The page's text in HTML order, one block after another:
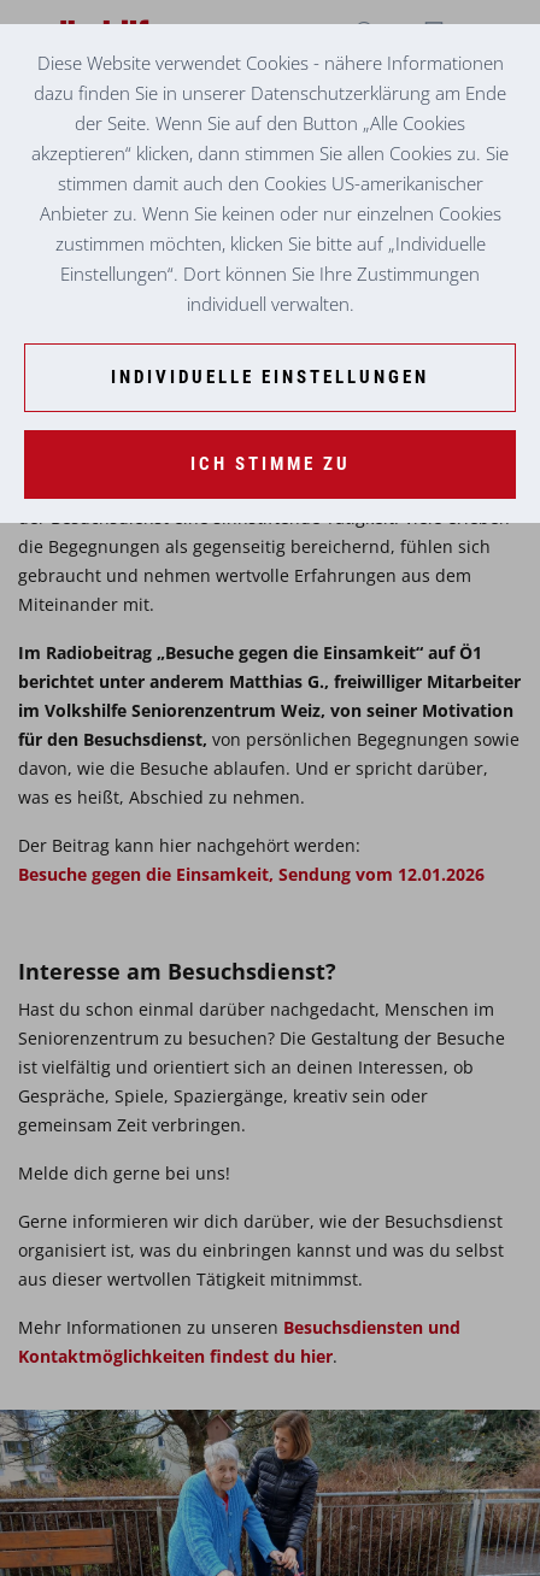
BESUCHE GEGEN DIE EINSAMKEIT
Ö1-RADIOBEITRAG ÜBER EHRENAMTLICHEN
BESUCHSDIENST
professionelle Betreuung, Zeit und Zuwendung durch
engagierte hauptamtliche Mitarbeiter:innen. Ehrenamtliche
Besuchsdienste ergänzen dieses Angebot auf besondere
Weise: Sie bringen zusätzliche Begegnungen, neue
Gespräche und individuelle gemeinsame Zeit in den Alltag
der Bewohner:innen. Ob beim Schnapsen, Spazierengehen,
sorgen für Abwechslung, persönliche Kontakte und
bereichernde Momente, die von Bewohner:innen sehr
der Besuchsdienst eine sinnstiftende Tätigkeit. Viele erleben
die Begegnungen als gegenseitig bereichernd, fühlen sich
gebraucht und nehmen wertvolle Erfahrungen aus dem
Miteinander mit.
Im Radiobeitrag „Besuche gegen die Einsamkeit“ auf Ö1
berichtet unter anderem Matthias G., freiwilliger Mitarbeiter
im Volkshilfe Seniorenzentrum Weiz, von seiner Motivation
für den Besuchsdienst, von persönlichen Begegnungen sowie
davon, wie die Besuche ablaufen. Und er spricht darüber,
was es heißt, Abschied zu nehmen.
Der Beitrag kann hier nachgehört werden:
Besuche gegen die Einsamkeit, Sendung vom 12.01.2026
Interesse am Besuchsdienst?
Hast du schon einmal darüber nachgedacht, Menschen im
Seniorenzentrum zu besuchen? Die Gestaltung der Besuche
ist vielfältig und orientiert sich an deinen Interessen, ob
Gespräche, Spiele, Spaziergänge, kreativ sein oder
gemeinsam Zeit verbringen.
Melde dich gerne bei uns!
Gerne informieren wir dich darüber, wie der Besuchsdienst
organisiert ist, was du einbringen kannst und was du selbst
aus dieser wertvollen Tätigkeit mitnimmst.
Mehr Informationen zu unseren Besuchsdiensten und
Kontaktmöglichkeiten findest du hier.
Diese Website verwendet Cookies - nähere Informationen
dazu finden Sie in unserer Datenschutzerklärung am Ende
der Seite. Wenn Sie auf den Button „Alle Cookies
akzeptieren“ klicken, dann stimmen Sie allen Cookies zu. Sie
stimmen damit auch den Cookies US-amerikanischer
Anbieter zu. Wenn Sie keinen oder nur einzelnen Cookies
zustimmen möchten, klicken Sie bitte auf „Individuelle
Einstellungen“. Dort können Sie Ihre Zustimmungen
individuell verwalten.
INDIVIDUELLE EINSTELLUNGEN
ICH STIMME ZU